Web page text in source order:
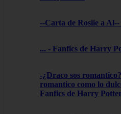
--Carta de Rosiie a
... - Fanfics de Harry
-¿Draco sos
romantico como lo
Fanfics de Harry